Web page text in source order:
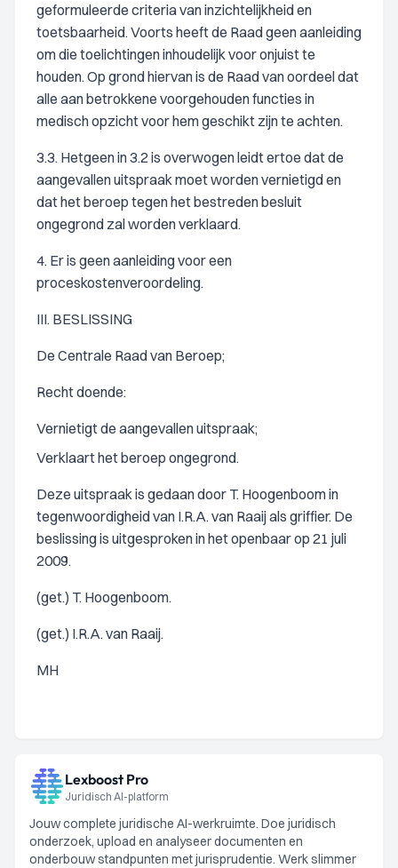
geformuleerde criteria van inzichtelijkheid en
toetsbaarheid. Voorts heeft de Raad geen aanleiding
om die toelichtingen inhoudelijk voor onjuist te
houden. Op grond hiervan is de Raad van oordeel dat
alle aan betrokkene voorgehouden functies in
medisch opzicht voor hem geschikt zijn te achten.
3.3. Hetgeen in 3.2 is overwogen leidt ertoe dat de
aangevallen uitspraak moet worden vernietigd en
dat het beroep tegen het bestreden besluit
ongegrond zal worden verklaard.
4. Er is geen aanleiding voor een
proceskostenveroordeling.
III. BESLISSING
De Centrale Raad van Beroep;
Recht doende:
Vernietigt de aangevallen uitspraak;
Verklaart het beroep ongegrond.
Deze uitspraak is gedaan door T. Hoogenboom in
tegenwoordigheid van I.R.A. van Raaij als griffier. De
beslissing is uitgesproken in het openbaar op 21 juli
2009.
(get.) T. Hoogenboom.
(get.) I.R.A. van Raaij.
MH
Lexboost Pro
Juridisch AI-platform
Jouw complete juridische AI-werkruimte. Doe juridisch
onderzoek, upload en analyseer documenten en
onderbouw standpunten met jurisprudentie. Werk slimmer